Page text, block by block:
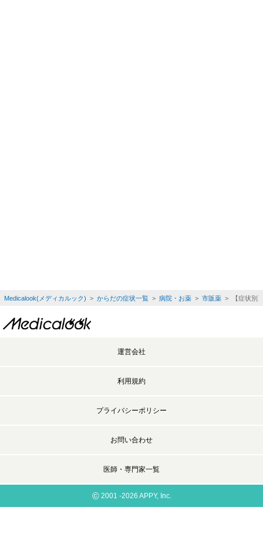
Medicalook(メディカルック) > からだの症状一覧> 病院・お薬> 市販薬> 【症状別】
運営会社
利用規約
プライバシーポリシー
お問い合わせ
医師・専門家一覧
©2001 -2026 APPY, Inc.